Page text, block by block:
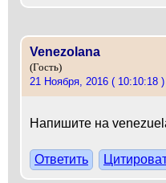
Venezolana
(Гость)
21 Ноября, 2016 ( 10:10:18 )
Напишите на
Ответить